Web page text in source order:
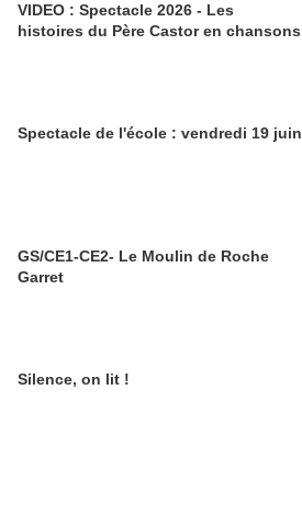
VIDEO : Spectacle 2026 - Les
histoires du Père Castor en chansons
Spectacle de l'école : vendredi 19 juin
GS/CE1-CE2- Le Moulin de Roche
Garret
Silence, on lit !